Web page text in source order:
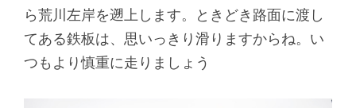
ら荒川左岸を遡上します。ときどき路面に渡し
てある鉄板は、思いっきり滑りますからね。い
つもより慎重に走りましょう